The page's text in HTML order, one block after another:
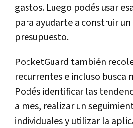
gastos. Luego podés usar
para ayudarte a construir
presupuesto.
PocketGuard también
recurrentes e incluso busca
Podés identificar las
a mes, realizar un
individuales y utilizar la